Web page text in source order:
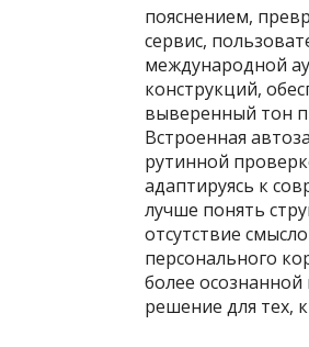
пояснением,
сервис,
международной
конструкций,
выверенный тон
Встроенная
рутинной
адаптируясь к
лучше понять
отсутствие
персонального
более
решение для тех,